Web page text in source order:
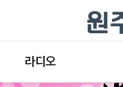
라디오